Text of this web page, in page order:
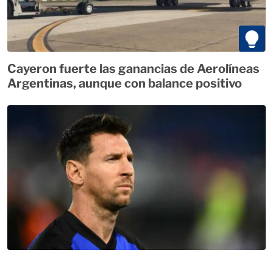
Cayeron fuerte las ganancias de Aerolíneas
Argentinas, aunque con balance positivo